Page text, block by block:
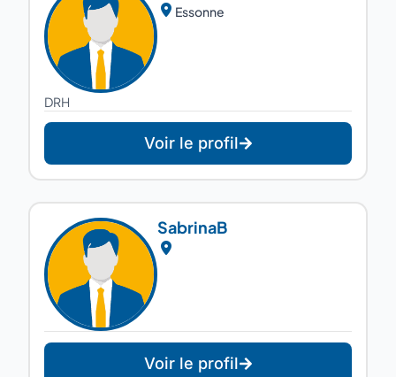
Essonne
DRH
Voir le profil
SabrinaB
Voir le profil